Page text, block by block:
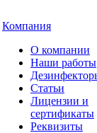
Компания
О компании
Наши работы
Статьи
Лицензии и
сертификаты
Реквизиты